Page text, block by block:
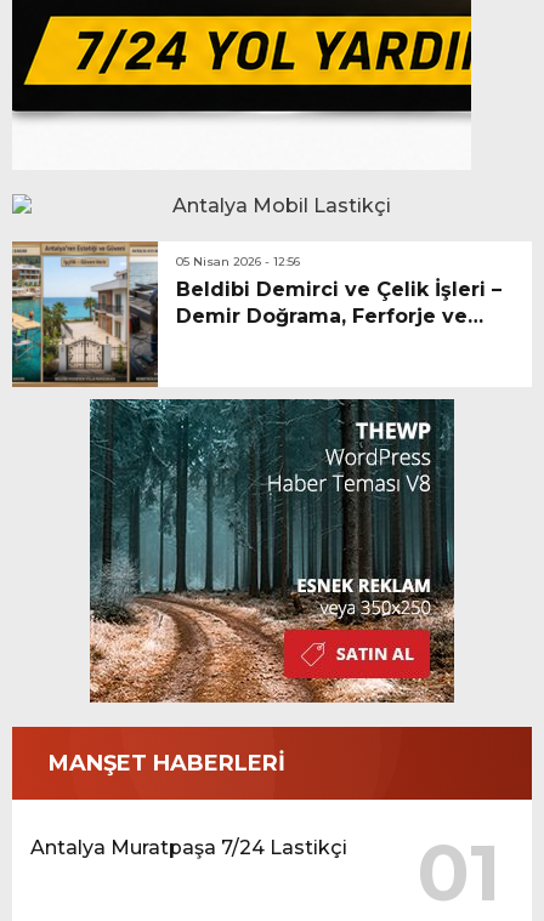
05 Nisan 2026 - 12:56
Beldibi Demirci ve Çelik İşleri –
Demir Doğrama, Ferforje ve
MANŞET HABERLERİ
Antalya Muratpaşa 7/24 Lastikçi 01